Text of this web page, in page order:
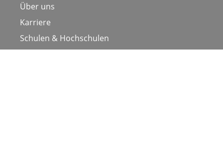
Über uns
Karriere
Schulen & Hochschulen